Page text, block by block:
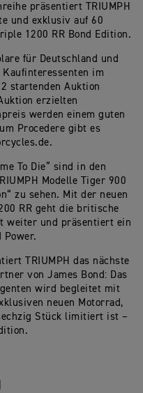
präsentiert TRIUMPH
und exklusiv auf 60
1200 RR Bond Edition.
für Deutschland und
im
startenden Auktion
erzielten
werden einem guten
Procedere gibt es
To Die” sind in den
Modelle Tiger 900
zu sehen. Mit der neuen
RR geht die britische
weiter und präsentiert ein
Power.
TRIUMPH das nächste
von James Bond: Das
wird begleitet mit
neuen Motorrad,
Stück limitiert ist –